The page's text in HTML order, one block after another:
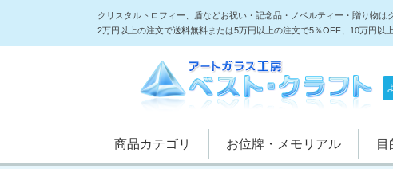
クリスタルトロフィー、盾などお祝い・記念品・ノベルティー・贈り物は
2万円以上の注文で送料無料または5万円以上の注文で5％OFF、10万円
商品カテゴリ お位牌・メモリアル